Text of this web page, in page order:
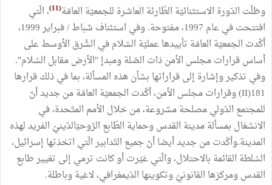
وظلّت الدّورة الاستثنائيّة الطّارئة العاشرة للجمعيّة العامّة(11)
، الّتي
افتتحت في عام 1997، مفتوحة. وفي استئناف شباط / فبراير 1999،
أكّدت الجمعيّة العامّة تأييدها عمليّة السّلام في الشّرق الأوسط على
أساس قرارات مجلس الأمن ذات الصّلة ومبدإ "الأرض مقابل السّلام".
وفي تذكير وإشارة إلى قراراتها بشأن هذه المسألة، بما في ذلك قرارها
181(II) وقرارات مجلس الأمن، أكّدت الجمعيّة العامّة من جديد أنّ
للمجتمع الدّولي مصلحة مشروعة، من خلال الأمم المتّحدة، في
الانشغال بمسألة مدينة القدس وحماية الطّابع الرّوحيّالدّينيّ الفريد لهذه
المدينة.وأكّدت من جديد أيضا أنّ جميع التّدابير الّتي اتخذتها إسرائيل،
السّلطة القائمة بالاحتلال، والّتي غيّرت أو كانت ترمي إلى تغيير طابع
القدس ومركزها القانونيّ وتكوينها الدّيمغرافي، لاغية وباطلة.